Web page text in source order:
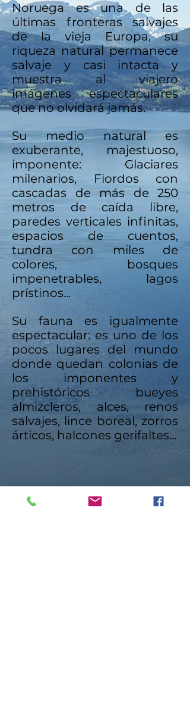
Noruega es una de las
últimas fronteras salvajes
de la vieja Europa, su
riqueza natural permanece
salvaje y casi intacta y
muestra al viajero
imágenes espectaculares
que no olvidará jamás.
Su medio natural es
exuberante, majestuoso,
imponente: Glaciares
milenarios, Fiordos con
cascadas de más de 250
metros de caída libre,
paredes verticales infinitas,
espacios de cuentos,
tundra con miles de
colores, bosques
impenetrables, lagos
prístinos...
Su fauna es igualmente
espectacular: es uno de los
pocos lugares del mundo
donde quedan colonias de
los imponentes y
prehistóricos bueyes
almizcleros, alces, renos
salvajes, lince boreal, zorros
árticos, halcones gerifaltes...
Quiero saber más